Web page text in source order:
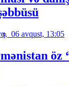
06 avqust, 13:05
öz